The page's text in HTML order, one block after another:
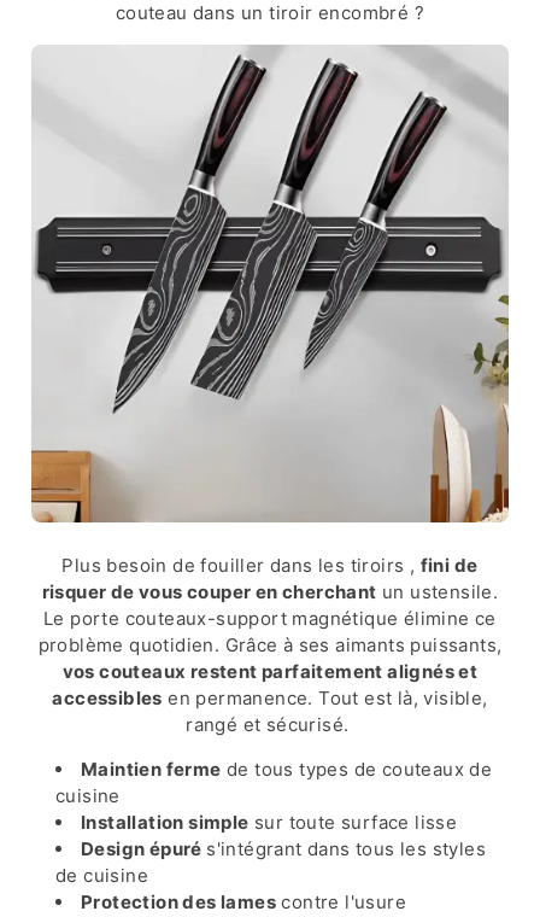
couteau dans un tiroir encombré ?
Plus besoin de fouiller dans les tiroirs , fini de
risquer de vous couper en cherchant un ustensile.
Le porte couteaux-support magnétique élimine ce
problème quotidien. Grâce à ses aimants puissants,
vos couteaux restent parfaitement alignés et
accessibles en permanence. Tout est là, visible,
rangé et sécurisé.
Maintien ferme de tous types de couteaux de
cuisine
Installation simple sur toute surface lisse
Design épuré s'intégrant dans tous les styles
de cuisine
Protection des lames contre l'usure